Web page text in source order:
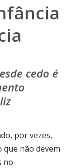
cedo é
por vezes,
não devem
no